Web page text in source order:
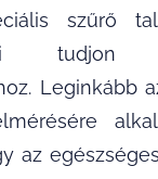
szűrő
Leginkább
az